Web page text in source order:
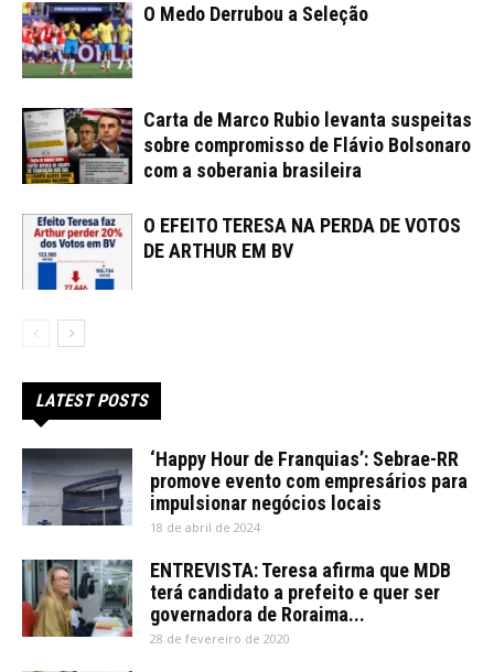
O Medo Derrubou a Seleção
Carta de Marco Rubio levanta suspeitas
sobre compromisso de Flávio Bolsonaro
com a soberania brasileira
O EFEITO TERESA NA PERDA DE VOTOS
DE ARTHUR EM BV
LATEST POSTS
‘Happy Hour de Franquias’: Sebrae-RR
promove evento com empresários para
impulsionar negócios locais
18 de abril de 2024
ENTREVISTA: Teresa afirma que MDB
terá candidato a prefeito e quer ser
governadora de Roraima...
28 de fevereiro de 2020